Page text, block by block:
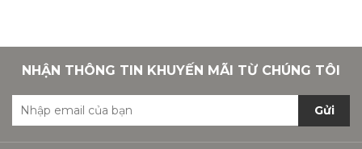
NHẬN THÔNG TIN KHUYẾN MÃI TỪ CHÚNG TÔI
Gửi